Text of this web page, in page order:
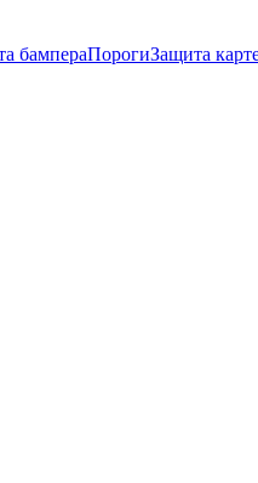
бампераПорогиЗащита